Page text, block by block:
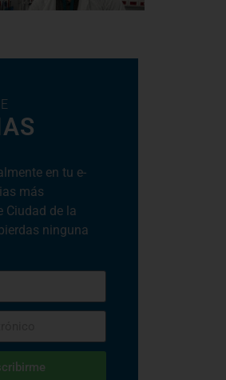
en tu e-
más
Ciudad de la
ninguna